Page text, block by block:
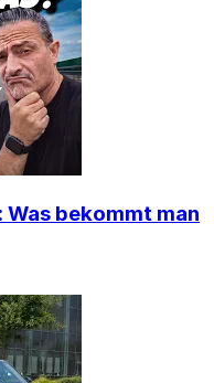
bekommt man